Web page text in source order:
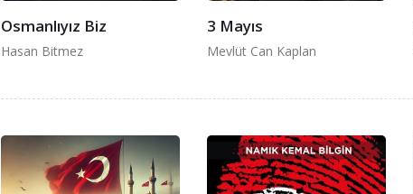
Osmanlıyız Biz
Hasan Bitmez
3 Mayıs
Mevlüt Can Kaplan